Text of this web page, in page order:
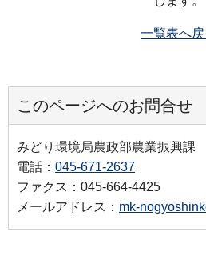
一覧表へ戻
このページへのお問合せ
みどり環境局農政部農業振興課
電話： 045-671-2637
ファクス：045-664-4425
メールアドレス： mk-